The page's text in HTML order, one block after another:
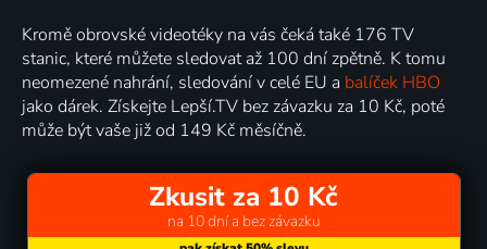
Kromě obrovské videotéky na vás čeká také 176 TV
stanic, které můžete sledovat až 100 dní zpětně. K tomu
neomezené nahrání, sledování v celé EU a balíček HBO
jako dárek. Získejte Lepší.TV bez závazku za 10 Kč, poté
může být vaše již od 149 Kč měsíčně.
Zkusit za 10 Kč
na 10 dní a bez závazku